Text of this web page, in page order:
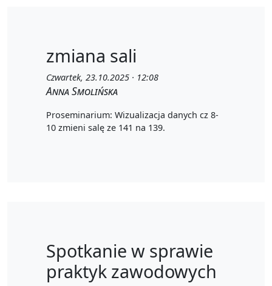
zmiana sali
Czwartek, 23.10.2025 · 12:08
Anna Smolińska
Proseminarium: Wizualizacja danych cz 8-
10 zmieni salę ze 141 na 139.
Spotkanie w sprawie
praktyk zawodowych